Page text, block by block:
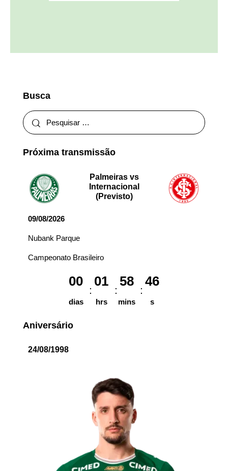
Busca
Próxima transmissão
Palmeiras vs
Internacional
(Previsto)
09/08/2026
Nubank Parque
Campeonato Brasileiro
00
dias
01
hrs
58
mins
46
s
Aniversário
24/08/1998